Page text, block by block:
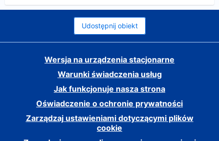
Udostępnij obiekt
Wersja na urządzenia stacjonarne
Warunki świadczenia usług
Jak funkcjonuje nasza strona
Oświadczenie o ochronie prywatności
Zarządzaj ustawieniami dotyczącymi plików
cookie